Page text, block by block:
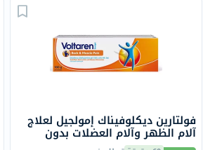
المغنيسيوم
الحديد
فولتارين ديكلوفيناك إمولجيل لعلاج
آلام الظهر وآلام العضلات بدون
فوضى حزمة 100 جرام